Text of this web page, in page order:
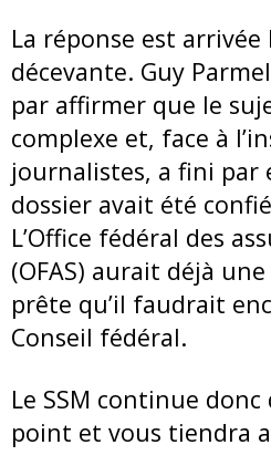
La réponse est
décevante. Guy
par affirmer que le
complexe et, face à
journalistes, a fini par
dossier avait été
L’Office fédéral des
(OFAS) aurait déjà
prête qu’il faudrait
Conseil fédéral.
Le SSM continue
point et vous tiendra